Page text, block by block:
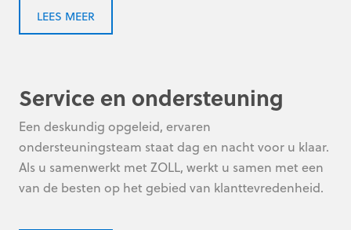
LEES MEER
Service en ondersteuning
Een deskundig opgeleid, ervaren
ondersteuningsteam staat dag en nacht voor u klaar.
Als u samenwerkt met ZOLL, werkt u samen met een
van de besten op het gebied van klanttevredenheid.